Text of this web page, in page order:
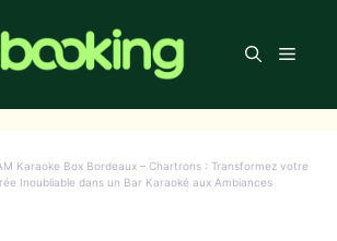
Menu
Karaoke Box Bordeaux – Chartrons : Transformez votre
Inoubliable dans un Bar Karaoké aux Ambiances